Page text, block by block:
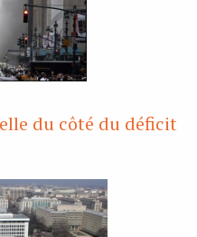
du côté du déficit